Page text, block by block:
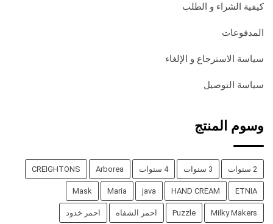
كيفية الشراء و الطلب
المدفوعات
سياسة الاسترجاع و الإلغاء
سياسة التوصيل
وسوم المنتج
2 سنوات 3 سنوات 4 سنوات Arborea
CREIGHTONS
ETNIA
HAND CREAM
java
Maria
Mask
Milky Makers
Puzzle احمر الشفاه احمر خدود